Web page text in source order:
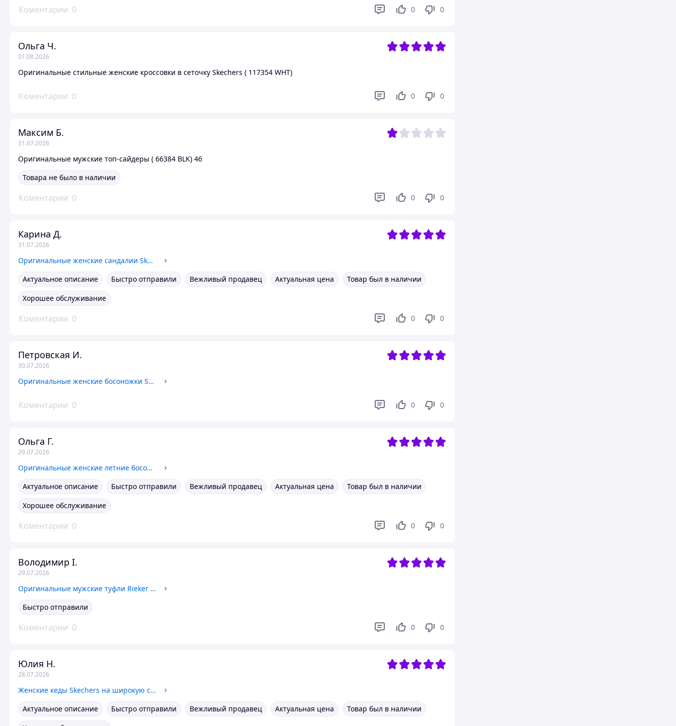
Коментарии 0 0 0
Ольга Ч.
01.08.2026
Оригинальные стильные женские кроссовки в сеточку Skechers ( 117354 WHT)
Коментарии 0 0 0
Максим Б.
31.07.2026
Оригинальные мужские топ-сайдеры ( 66384 BLK) 46
Товара не было в наличии
Коментарии 0 0 0
Карина Д.
31.07.2026
Оригинальные женские сандалии Skechers (119824 LAV) 41
Актуальное описание
Быстро отправили Вежливый продавец Актуальная цена
Товар был в наличии
Хорошее обслуживание
Коментарии 0 0 0
Петровская И.
30.07.2026
Оригинальные женские босоножки Skechers (114784 MNT) 39
Коментарии 0 0 0
Ольга Г.
29.07.2026
Оригинальные женские летние босоножки rieker (64870-62) 41
Актуальное описание
Быстро отправили Вежливый продавец Актуальная цена
Товар был в наличии
Хорошее обслуживание
Коментарии 0 0 0
Володимир І.
29.07.2026
Оригинальные мужские туфли Rieker (05297-60)
Быстро отправили
Коментарии 0 0 0
Юлия Н.
28.07.2026
Женские кеды Skechers на широкую стопу модные на весну (177710 W)
Актуальное описание
Быстро отправили Вежливый продавец Актуальная цена
Товар был в наличии